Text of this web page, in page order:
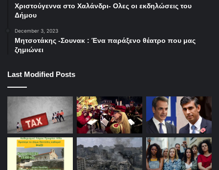
Χριστούγεννα στο Χαλάνδρι- Ολες οι εκδηλώσεις του
Δήμου
December 3, 2023
Μητσοτάκης -Σουνακ : Ένα παράξενο θέατρο που μας
ζημιώνει
Last Modified Posts